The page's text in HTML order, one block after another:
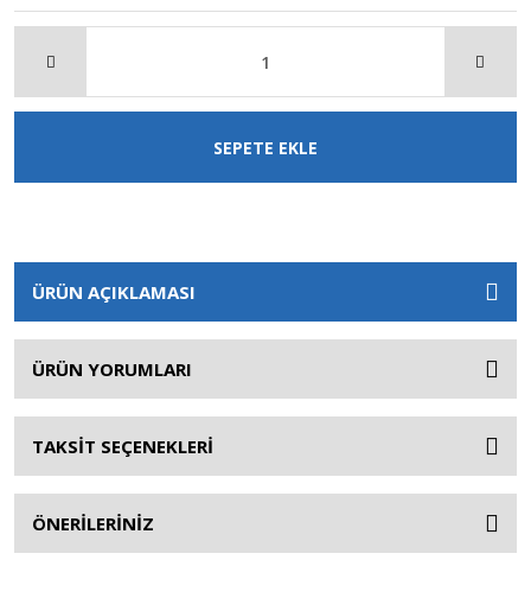
SEPETE EKLE
ÜRÜN AÇIKLAMASI
ÜRÜN YORUMLARI
TAKSİT SEÇENEKLERİ
ÖNERİLERİNİZ